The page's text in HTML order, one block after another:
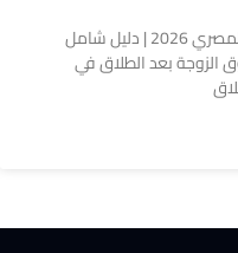
حقوق الزوجة بعد الطلاق في القانون المصري 2026 | دليل شامل
الزوجة بعد الطلاق في